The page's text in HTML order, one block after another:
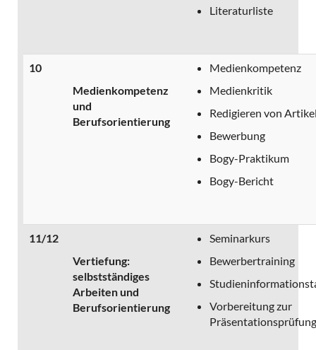
Literaturliste
10
Medienkompetenz
und
Berufsorientierung
Medienkompetenz
Medienkritik
Redigieren von
Bewerbung
Bogy-Praktikum
Bogy-Bericht
11/12
Vertiefung:
selbstständiges
Arbeiten und
Berufsorientierung
Seminarkurs
Bewerbertraining
Vorbereitung zur
Präsentationsprüfung